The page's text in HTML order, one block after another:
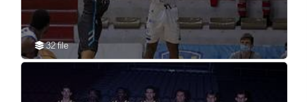
32 file